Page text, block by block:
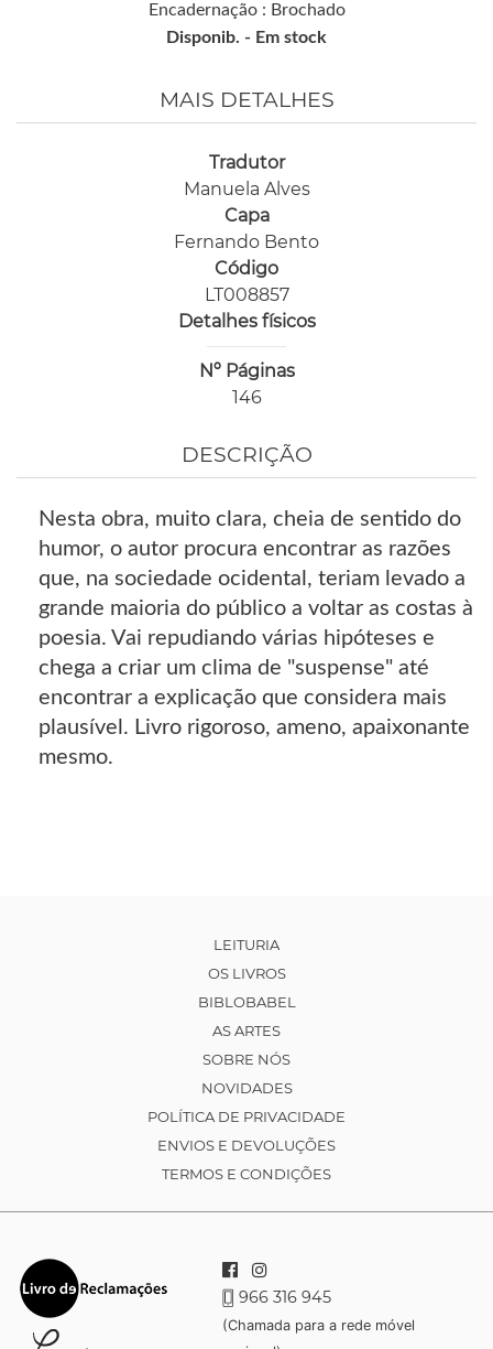
Encadernação : Brochado
Disponib. - Em stock
MAIS DETALHES
Tradutor
Manuela Alves
Capa
Fernando Bento
Código
LT008857
Detalhes físicos
Nº Páginas
146
DESCRIÇÃO
Nesta obra, muito clara, cheia de sentido do
humor, o autor procura encontrar as razões
que, na sociedade ocidental, teriam levado a
grande maioria do público a voltar as costas à
poesia. Vai repudiando várias hipóteses e
chega a criar um clima de "suspense" até
encontrar a explicação que considera mais
plausível. Livro rigoroso, ameno, apaixonante
mesmo.
LEITURIA
OS LIVROS
BIBLOBABEL
AS ARTES
SOBRE NÓS
NOVIDADES
POLÍTICA DE PRIVACIDADE
ENVIOS E DEVOLUÇÕES
TERMOS E CONDIÇÕES
966 316 945
(Chamada para a rede móvel